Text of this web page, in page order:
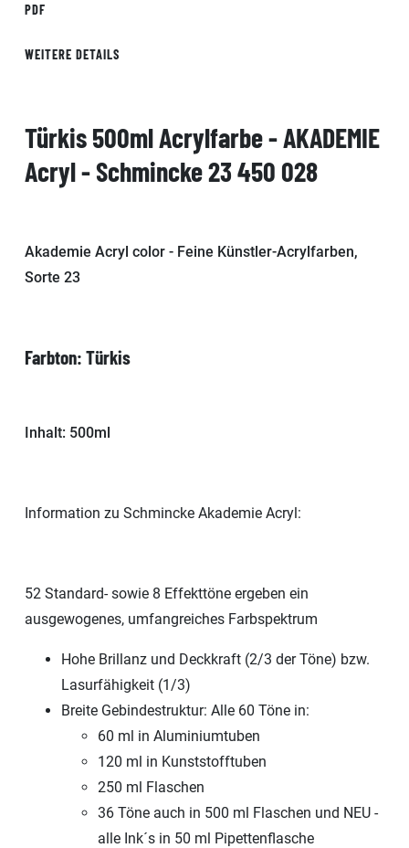
PDF
WEITERE DETAILS
Türkis 500ml Acrylfarbe - AKADEMIE
Acryl - Schmincke 23 450 028
Akademie Acryl color - Feine Künstler-Acrylfarben,
Sorte 23
Farbton: Türkis
Inhalt: 500ml
Information zu Schmincke Akademie Acryl:
52 Standard- sowie 8 Effekttöne ergeben ein
ausgewogenes, umfangreiches Farbspektrum
Hohe Brillanz und Deckkraft (2/3 der Töne) bzw.
Lasurfähigkeit (1/3)
Breite Gebindestruktur: Alle 60 Töne in:
60 ml in Aluminiumtuben
120 ml in Kunststofftuben
250 ml Flaschen
36 Töne auch in 500 ml Flaschen und NEU -
alle Ink´s in 50 ml Pipettenflasche